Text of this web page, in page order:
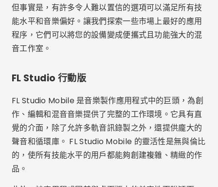
但事實是，有許多令人難以置信的選項可以滿足所有技
能水平和音樂偏好。讓我們探索一些市場上最好的應用
程序，它們可以將您的設備變成便攜式且功能強大的混
音工作室。
FL Studio 行動版
FL Studio Mobile 是音樂製作應用程式中的巨頭，為創
作、編輯和混音音樂提供了完整的工作環境。它具有直
覺的介面，除了允許多軌音訊錄製之外，還提供龐大的
聲音和循環庫。 FL Studio Mobile 的靈活性是無與倫比
的，使所有技能水平的用戶都能夠創建複雜、精緻的作
品。